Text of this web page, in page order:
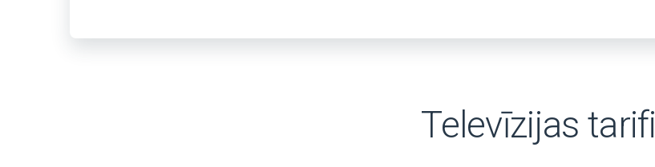
Televīzijas tarifi